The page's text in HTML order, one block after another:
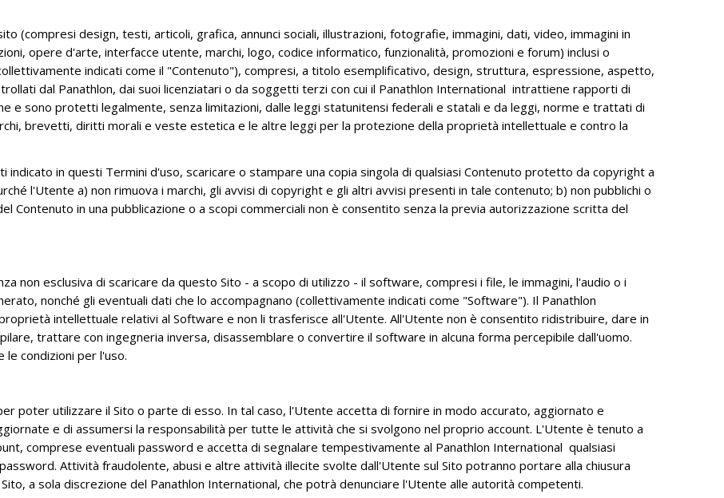
GENERALWAHLVERSAMMLUNG -
OSIMO 17. OKTOBER 2020
AUSSERORDENTLICHEN
VERSAMMLUNG MOLFETTA 26
OKTOBER 2019
PI EXTRAORDINARY GENERAL
MEETING - CASTELLANZA 6TH APRIL
WERDET FREUNDE DER STIFTUNG
ADMINISTRATIVE DOCUMENTS
(compresi design, testi, articoli, grafica, annunci sociali, illustrazioni, fotografie, immagini, dati, video, immagini in
opere d'arte, interfacce utente, marchi, logo, codice informatico, funzionalità, promozioni e forum) inclusi o
indicati come il "Contenuto"), compresi, a titolo esemplificativo, design, struttura, espressione, aspetto,
dal Panathlon, dai suoi licenziatari o da soggetti terzi con cui il Panathlon International intrattiene rapporti di
e sono protetti legalmente, senza limitazioni, dalle leggi statunitensi federali e statali e da leggi, norme e trattati di
brevetti, diritti morali e veste estetica e le altre leggi per la protezione della proprietà intellettuale e contro la
indicato in questi Termini d'uso, scaricare o stampare una copia singola di qualsiasi Contenuto protetto da copyright a
l'Utente a) non rimuova i marchi, gli avvisi di copyright e gli altri avvisi presenti in tale contenuto; b) non pubblichi o
Contenuto in una pubblicazione o a scopi commerciali non è consentito senza la previa autorizzazione scritta del
non esclusiva di scaricare da questo Sito - a scopo di utilizzo - il software, compresi i file, le immagini, l'audio o i
nonché gli eventuali dati che lo accompagnano (collettivamente indicati come "Software"). Il Panathlon
intellettuale relativi al Software e non li trasferisce all'Utente. All'Utente non è consentito ridistribuire, dare in
trattare con ingegneria inversa, disassemblare o convertire il software in alcuna forma percepibile dall'uomo.
le condizioni per l'uso.
poter utilizzare il Sito o parte di esso. In tal caso, l'Utente accetta di fornire in modo accurato, aggiornato e
e di assumersi la responsabilità per tutte le attività che si svolgono nel proprio account. L'Utente è tenuto a
comprese eventuali password e accetta di segnalare tempestivamente al Panathlon International qualsiasi
Attività fraudolente, abusi e altre attività illecite svolte dall'Utente sul Sito potranno portare alla chiusura
a sola discrezione del Panathlon International, che potrà denunciare l'Utente alle autorità competenti.